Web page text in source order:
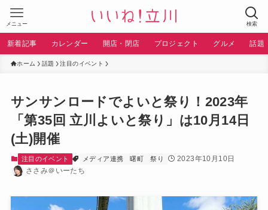
検索
メニュー
新着記事 カレンダー 開店・閉店 プロジェクト グルメ 話題
ホーム 話題 注目のイベント
サンサンロードでよいと祭り！2023年
「第35回 立川よいと祭り」は10月14日
(土)開催
注目のイベント メディア連携 曙町 祭り
2023年10月10日
ささみ＠いーたち